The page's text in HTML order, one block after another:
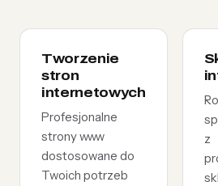
Tworzenie
stron
internetowych
Profesjonalne
strony www
dostosowane do
Twoich potrzeb
z